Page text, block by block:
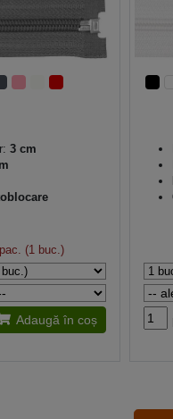
3 cm
(1 buc.)
Adaugă în coș